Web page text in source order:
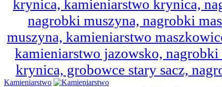
krynica, kamieniarstwo krynica,
nagrobki muszyna, nagrobki
muszyna, kamieniarstwo
kamieniarstwo jazowsko,
krynica, grobowce stary sacz,
Kamieniarstwo